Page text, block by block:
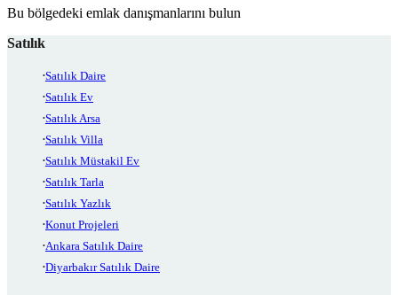
Bu bölgedeki emlak danışmanlarını bulun
Satılık
Satılık Daire
Satılık Ev
Satılık Arsa
Satılık Villa
Satılık Müstakil Ev
Satılık Tarla
Satılık Yazlık
Konut Projeleri
Ankara Satılık Daire
Diyarbakır Satılık Daire